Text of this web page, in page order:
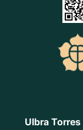
Ulbra Torres